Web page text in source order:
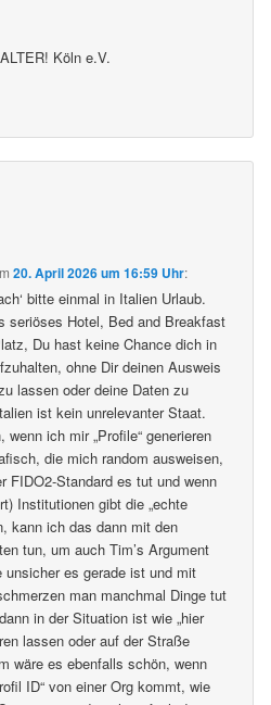
Köln e.V.
20. April 2026 um 16:59 Uhr:
bitte einmal in Italien Urlaub.
seriöses Hotel, Bed and Breakfast
Du hast keine Chance dich in
ohne Dir deinen Ausweis
lassen oder deine Daten zu
ist kein unrelevanter Staat.
wenn ich mir „Profile“ generieren
die mich random ausweisen,
FIDO2-Standard es tut und wenn
Institutionen gibt die „echte
kann ich das dann mit den
tun, um auch Tim’s Argument
unsicher es gerade ist und mit
man manchmal Dinge tut
in der Situation ist wie „hier
lassen oder auf der Straße
wäre es ebenfalls schön, wenn
ID“ von einer Org kommt, wie